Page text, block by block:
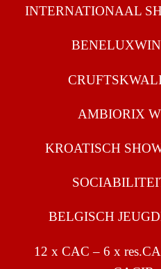
INTERNATIONAAL
AMBIORIX
KROATISCH
BELGISCH
12 x CAC – 6 x